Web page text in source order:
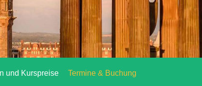
und Kurspreise Termine & Buchung